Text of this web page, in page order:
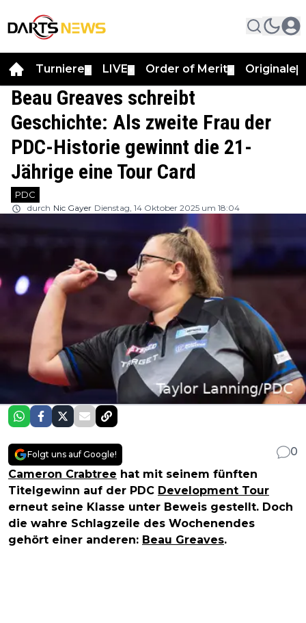
Turniere LIVE Order of Merit Originale
Beau Greaves schreibt
Geschichte: Als zweite Frau der
PDC-Historie gewinnt die 21-
Jährige eine Tour Card
PDC
durch Nic Gayer Dienstag, 14 Oktober 2025 um 18:04
Folgt uns auf Google!
0
Cameron Crabtree hat mit seinem fünften
Titelgewinn auf der PDC Development Tour
erneut seine Klasse unter Beweis gestellt. Doch
die wahre Schlagzeile des Wochenendes
gehört einer anderen: Beau Greaves.